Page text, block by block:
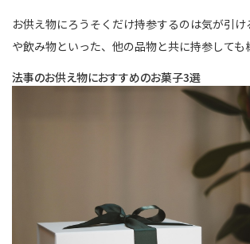
お供え物にろうそくだけ持参するのは気が引
や飲み物といった、他の品物と共に持参しても
法事のお供え物におすすめのお菓子3選